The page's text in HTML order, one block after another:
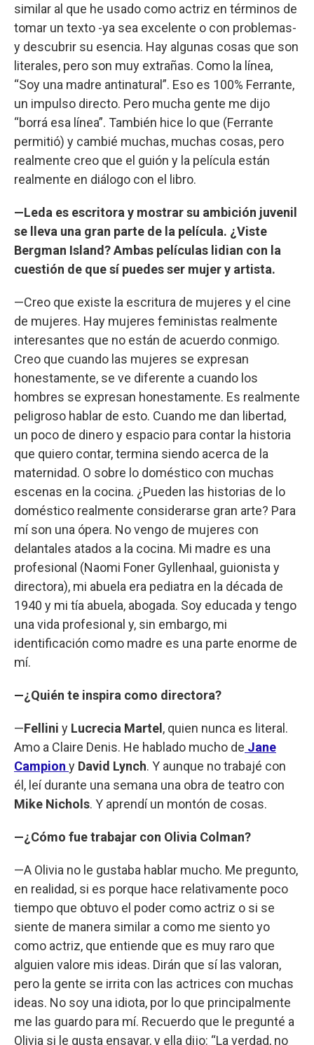
similar al que he usado como actriz en términos de
tomar un texto -ya sea excelente o con problemas-
y descubrir su esencia. Hay algunas cosas que son
literales, pero son muy extrañas. Como la línea,
“Soy una madre antinatural”. Eso es 100% Ferrante,
un impulso directo. Pero mucha gente me dijo
“borrá esa línea”. También hice lo que (Ferrante
permitió) y cambié muchas, muchas cosas, pero
realmente creo que el guión y la película están
realmente en diálogo con el libro.
—Leda es escritora y mostrar su ambición juvenil
se lleva una gran parte de la película. ¿Viste
Bergman Island? Ambas películas lidian con la
cuestión de que sí puedes ser mujer y artista.
—Creo que existe la escritura de mujeres y el cine
de mujeres. Hay mujeres feministas realmente
interesantes que no están de acuerdo conmigo.
Creo que cuando las mujeres se expresan
honestamente, se ve diferente a cuando los
hombres se expresan honestamente. Es realmente
peligroso hablar de esto. Cuando me dan libertad,
un poco de dinero y espacio para contar la historia
que quiero contar, termina siendo acerca de la
maternidad. O sobre lo doméstico con muchas
escenas en la cocina. ¿Pueden las historias de lo
doméstico realmente considerarse gran arte? Para
mí son una ópera. No vengo de mujeres con
delantales atados a la cocina. Mi madre es una
profesional (Naomi Foner Gyllenhaal, guionista y
directora), mi abuela era pediatra en la década de
1940 y mi tía abuela, abogada. Soy educada y tengo
una vida profesional y, sin embargo, mi
identificación como madre es una parte enorme de
mí.
—¿Quién te inspira como directora?
—Fellini y Lucrecia Martel , quien nunca es literal.
Amo a Claire Denis. He hablado mucho de Jane
Campion y David Lynch. Y aunque no trabajé con
él, leí durante una semana una obra de teatro con
Mike Nichols. Y aprendí un montón de cosas.
—¿Cómo fue trabajar con Olivia Colman?
—A Olivia no le gustaba hablar mucho. Me pregunto,
en realidad, si es porque hace relativamente poco
tiempo que obtuvo el poder como actriz o si se
siente de manera similar a como me siento yo
como actriz, que entiende que es muy raro que
alguien valore mis ideas. Dirán que sí las valoran,
pero la gente se irrita con las actrices con muchas
ideas. No soy una idiota, por lo que principalmente
me las guardo para mí. Recuerdo que le pregunté a
Olivia si le gusta ensayar, y ella dijo: “La verdad, no